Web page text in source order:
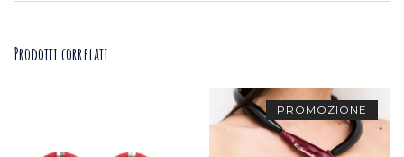
Prodotti correlati
PROMOZIONE